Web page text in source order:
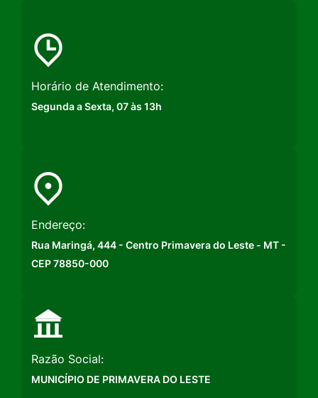
Horário de Atendimento:
Segunda a Sexta, 07 às 13h
Endereço:
Rua Maringá, 444 - Centro Primavera do Leste - MT -
CEP 78850-000
Razão Social:
MUNICÍPIO DE PRIMAVERA DO LESTE